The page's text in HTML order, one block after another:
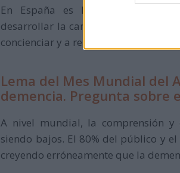
En España es la
desarrollar la campaña a nivel
concienciar y a reivindicar mejoras
Lema del Mes Mundial del
demencia. Pregunta sobre
A nivel mundial, la comprensión y
siendo bajos. El 80% del público y
creyendo erróneamente que la